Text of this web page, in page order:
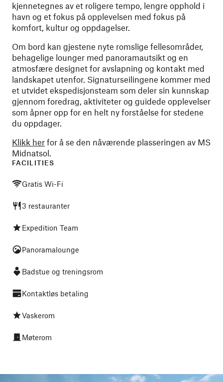
kjennetegnes av et roligere tempo, lengre opphold i
havn og et fokus på opplevelsen med fokus på
komfort, kultur og oppdagelser.
Om bord kan gjestene nyte romslige fellesområder,
behagelige lounger med panoramautsikt og en
atmosfære designet for avslapning og kontakt med
landskapet utenfor. Signaturseilingene kommer med
et utvidet ekspedisjonsteam som deler sin kunnskap
gjennom foredrag, aktiviteter og guidede opplevelser
som åpner opp for en helt ny forståelse for stedene
du oppdager.
Klikk her for å se den nåværende plasseringen av MS
Midnatsol.
FACILITIES
Gratis Wi-Fi
3 restauranter
Expedition Team
Panoramalounge
Badstue og treningsrom
Kontaktløs betaling
Vaskerom
Møterom